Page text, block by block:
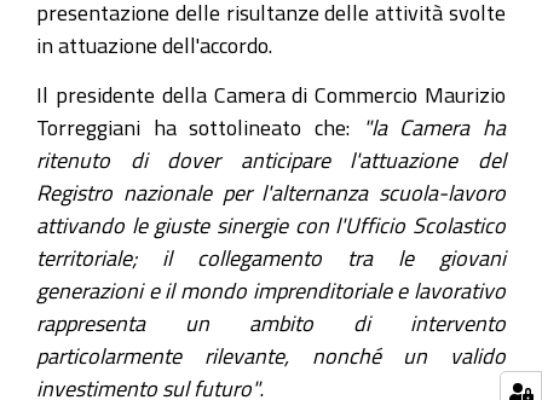
presentazione delle risultanze delle attività svolte
in attuazione dell'accordo.
Il presidente della Camera di Commercio Maurizio
Torreggiani ha sottolineato che:
"la Camera ha
ritenuto di dover anticipare l'attuazione del
Registro nazionale per l'alternanza scuola-lavoro
attivando le giuste sinergie con l'Ufficio Scolastico
territoriale; il collegamento tra le giovani
generazioni e il mondo imprenditoriale e lavorativo
rappresenta un ambito di intervento
particolarmente rilevante, nonché un valido
investimento sul futuro".